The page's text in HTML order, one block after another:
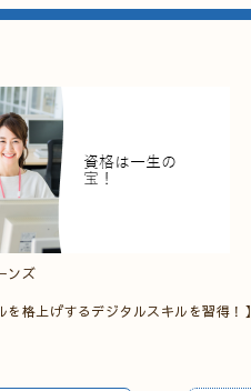
ンズ
を格上げするデジタルスキルを習得！】